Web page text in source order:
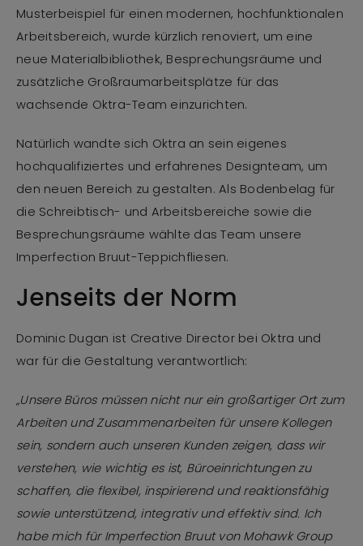
Musterbeispiel für einen modernen, hochfunktionalen
Arbeitsbereich, wurde kürzlich renoviert, um eine
neue Materialbibliothek, Besprechungsräume und
zusätzliche Großraumarbeitsplätze für das
wachsende Oktra-Team einzurichten.
Natürlich wandte sich Oktra an sein eigenes
hochqualifiziertes und erfahrenes Designteam, um
den neuen Bereich zu gestalten. Als Bodenbelag für
die Schreibtisch- und Arbeitsbereiche sowie die
Besprechungsräume wählte das Team unsere
Imperfection Bruut-Teppichfliesen.
Jenseits der Norm
Dominic Dugan ist Creative Director bei Oktra und
war für die Gestaltung verantwortlich:
„Unsere Büros müssen nicht nur ein großartiger Ort zum
Arbeiten und Zusammenarbeiten für unsere Kollegen
sein, sondern auch unseren Kunden zeigen, dass wir
verstehen, wie wichtig es ist, Büroeinrichtungen zu
schaffen, die flexibel, inspirierend und reaktionsfähig
sowie unterstützend, integrativ und effektiv sind. Ich
habe mich für Imperfection Bruut von Mohawk Group